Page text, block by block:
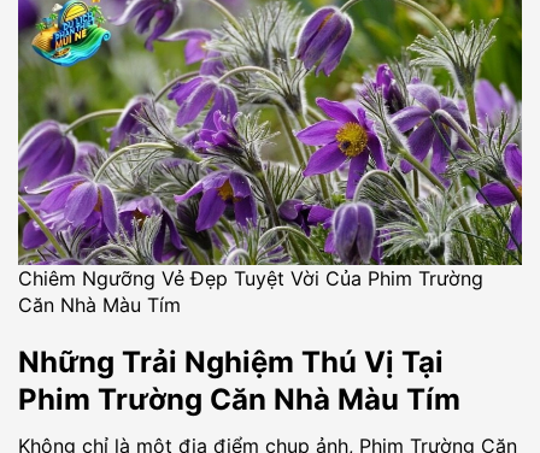
Chiêm Ngưỡng Vẻ Đẹp Tuyệt Vời Của Phim Trường
Căn Nhà Màu Tím
Những Trải Nghiệm Thú Vị Tại
Phim Trường Căn Nhà Màu Tím
Không chỉ là một địa điểm chụp ảnh, Phim Trường Căn